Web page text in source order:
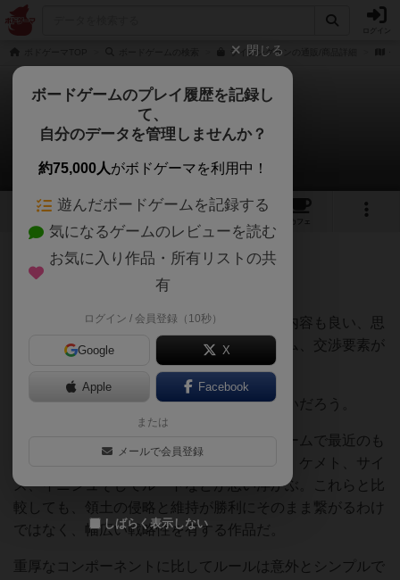
ライジングサンの通販/商品詳細
ライジング・サン
maroさんのレビュー
22 1 7
カフェ
1327名 9名 0 約5年前
多くのレビューではフィギュアがすごいが内容も良い、思
ったよりルールが少ない、ガチの戦闘ゲーム、交渉要素が
強い、などの意見が目立つ。
ブラッドレイジとの比較も気になる人も多いだろう。
比較的狭いマップ内での陣取り、戦闘のゲームで最近のも
のといえば、そのブラッドレイジをはじめ、ケメト、サイ
ズ、イニシュそしてルートなどが思い浮かぶ。これらと比
較しても、領土の侵略と維持が勝利にそのまま繋がるわけ
ではなく、幅広い戦略性を有する作品だ。
重厚なコンポーネントに比してルールは意外とシンプルで
閉じる
ボードゲームのプレイ履歴を記録し
て、
自分のデータを管理しませんか？
約75,000人がボドゲーマを利用中！
遊んだボードゲームを記録する
気になるゲームのレビューを読む
お気に入り作品・所有リストの共
有
ログイン / 会員登録（10秒）
Google X
Apple Facebook
または
メールで会員登録
しばらく表示しない